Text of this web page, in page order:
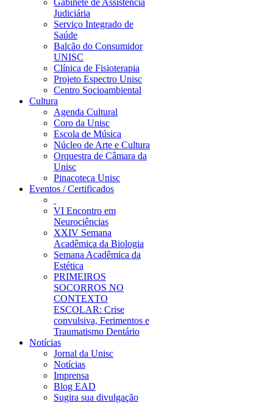
Gabinete de Assistência
Judiciária
Serviço Integrado de
Saúde
Balcão do Consumidor
UNISC
Clínica de Fisioterapia
Projeto Espectro Unisc
Centro Socioambiental
Cultura
Agenda Cultural
Coro da Unisc
Escola de Música
Núcleo de Arte e Cultura
Orquestra de Câmara da
Unisc
Pinacoteca Unisc
Eventos / Certificados
VI Encontro em
Neurociências
XXIV Semana
Acadêmica da Biologia
Semana Acadêmica da
Estética
PRIMEIROS
SOCORROS NO
CONTEXTO
ESCOLAR: Crise
convulsiva, Ferimentos e
Traumatismo Dentário
Notícias
Jornal da Unisc
Notícias
Imprensa
Blog EAD
Sugira sua divulgação